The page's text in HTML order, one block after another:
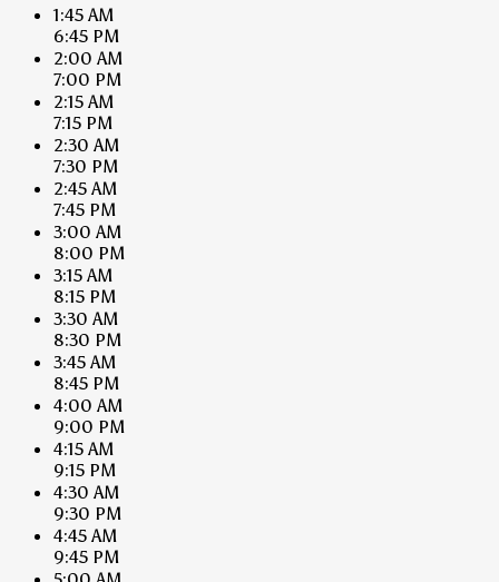
1:45 AM
6:45 PM
2:00 AM
7:00 PM
2:15 AM
7:15 PM
2:30 AM
7:30 PM
2:45 AM
7:45 PM
3:00 AM
8:00 PM
3:15 AM
8:15 PM
3:30 AM
8:30 PM
3:45 AM
8:45 PM
4:00 AM
9:00 PM
4:15 AM
9:15 PM
4:30 AM
9:30 PM
4:45 AM
9:45 PM